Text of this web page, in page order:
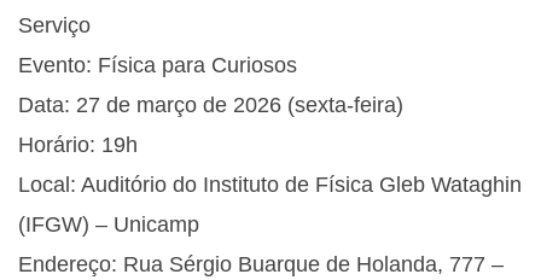
Serviço
Evento: Física para Curiosos
Data: 27 de março de 2026 (sexta-feira)
Horário: 19h
Local: Auditório do Instituto de Física Gleb Wataghin
(IFGW) – Unicamp
Endereço: Rua Sérgio Buarque de Holanda, 777 –